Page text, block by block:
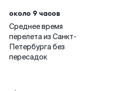
около 9 часов
Среднее время
перелета из Санкт-
Петербурга без
пересадок